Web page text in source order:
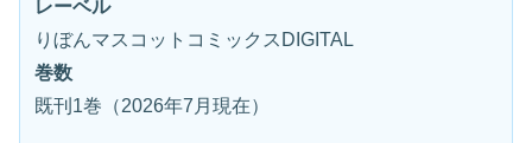
レーベル
りぼんマスコットコミックスDIGITAL
巻数
既刊1巻（2026年7月現在）